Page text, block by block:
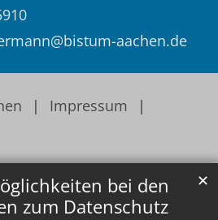
bei den
zum Datenschutz
✕
aachen.de
Impressum